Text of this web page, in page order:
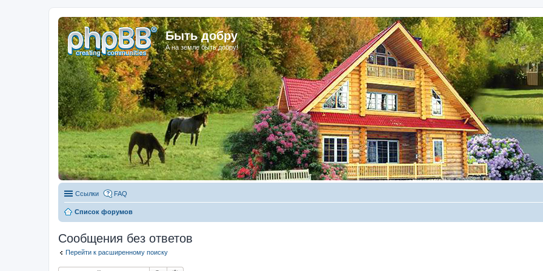
Быть добру
А на земле быть добру!
Ссылки FAQ
Список форумов
Сообщения без ответов
Перейти к расширенному поиску